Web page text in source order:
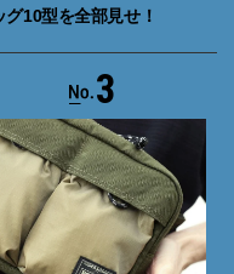
10型を全部見せ！
3